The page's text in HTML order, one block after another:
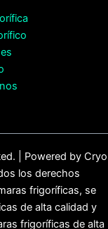
| Powered by Cryo
los derechos
frigoríficas, se
de alta calidad y
frigoríficas de alta